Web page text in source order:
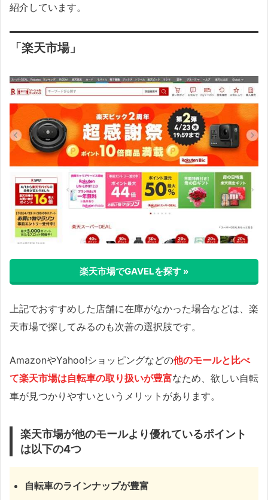
紹介しています。
「楽天市場」
楽天市場でGAVELを探す »
上記でおすすめした店舗に在庫がなかった場合などは、楽
天市場で探してみるのも次善の選択肢です。
AmazonやYahoo!ショッピングなどの他のモールと比べ
て楽天市場は自転車の取り扱いが豊富なため、欲しい自転
車が見つかりやすいというメリットがあります。
楽天市場が他のモールより優れているポイント
は以下の4つ
自転車のラインナップが豊富